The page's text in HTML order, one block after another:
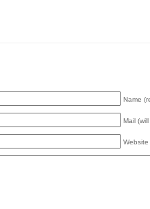
Name
Mail
Website